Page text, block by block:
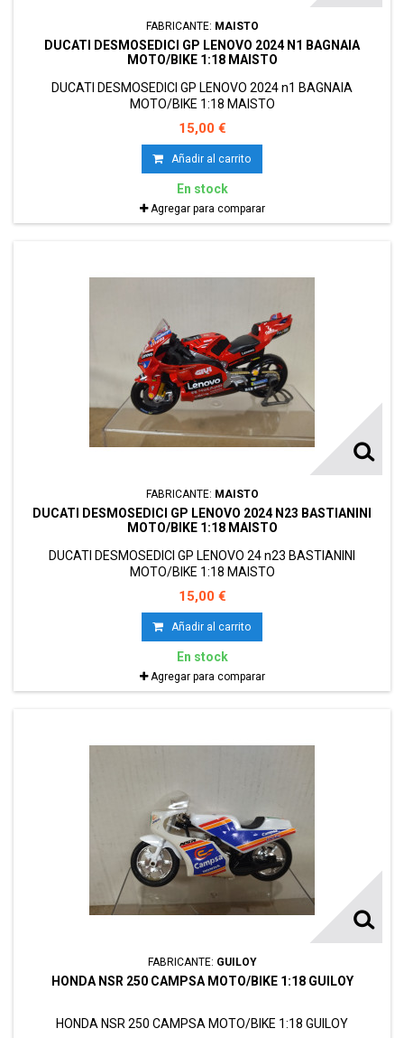
FABRICANTE: MAISTO
DUCATI DESMOSEDICI GP LENOVO 2024 N1 BAGNAIA
MOTO/BIKE 1:18 MAISTO
DUCATI DESMOSEDICI GP LENOVO 2024 n1 BAGNAIA
MOTO/BIKE 1:18 MAISTO
15,00 €
Añadir al carrito
En stock
Agregar para comparar
FABRICANTE: MAISTO
DUCATI DESMOSEDICI GP LENOVO 2024 N23 BASTIANINI
MOTO/BIKE 1:18 MAISTO
DUCATI DESMOSEDICI GP LENOVO 24 n23 BASTIANINI
MOTO/BIKE 1:18 MAISTO
15,00 €
Añadir al carrito
En stock
Agregar para comparar
FABRICANTE: GUILOY
HONDA NSR 250 CAMPSA MOTO/BIKE 1:18 GUILOY
HONDA NSR 250 CAMPSA MOTO/BIKE 1:18 GUILOY